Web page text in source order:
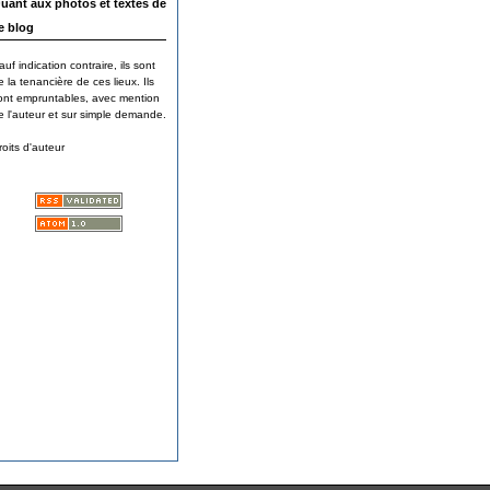
aux photos et textes de
blog
indication contraire, ils sont
la tenancière de ces lieux. Ils
empruntables, avec mention
l'auteur et sur simple demande.
d'auteur